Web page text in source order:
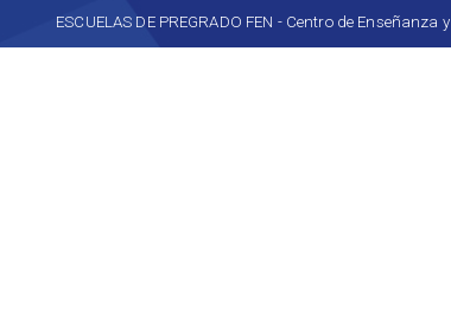
ESCUELAS DE PREGRADO FEN - Centro de